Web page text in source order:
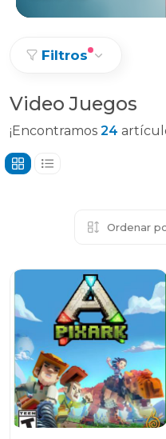
Filtros
Video Juegos
¡Encontramos 24
Ordenar